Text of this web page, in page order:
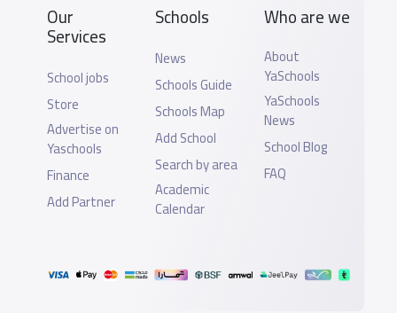
Our
Services
School jobs
Store
Advertise on
Yaschools
Finance
Add Partner
Schools
News
Schools Guide
Schools Map
Add School
Search by area
Academic
Calendar
Who are we
About
YaSchools
YaSchools
News
School Blog
FAQ